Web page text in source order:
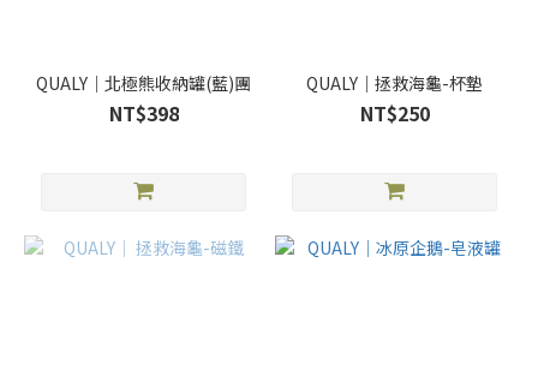
QUALY｜北極熊收納罐(藍)團
NT$398
QUALY｜拯救海龜-杯墊
NT$250